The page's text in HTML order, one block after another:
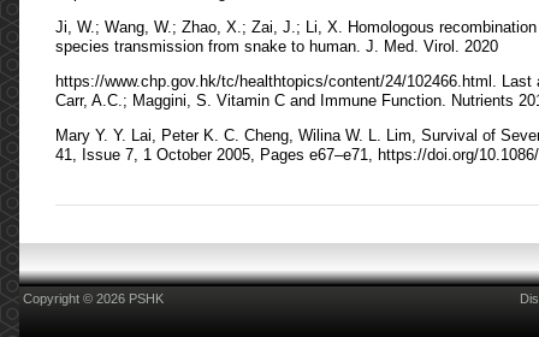
Ji, W.; Wang, W.; Zhao, X.; Zai, J.; Li, X. Homologous
species transmission from snake to human. J. Med. Virol. 2020
https://www.chp.gov.hk/tc/healthtopics/content/24/102466.html. Last
Carr, A.C.; Maggini, S. Vitamin C and Immune Function. Nutrients
Mary Y. Y. Lai, Peter K. C. Cheng, Wilina W. L. Lim, Survival of
41, Issue 7, 1 October 2005, Pages e67–e71, https://doi.org/
Copyright © 2026 PSHK